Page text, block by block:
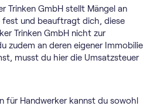
Trinken GmbH stellt Mängel an
fest und beauftragt dich, diese
Trinken GmbH nicht zur
zudem an deren eigener Immobilie
musst du hier die Umsatzsteuer
für Handwerker kannst du sowohl